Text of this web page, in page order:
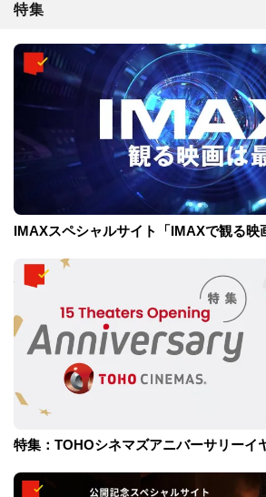
特集
IMAXスペシャルサイト「IMAXで観る映
特集：TOHOシネマズアニバーサリーイ